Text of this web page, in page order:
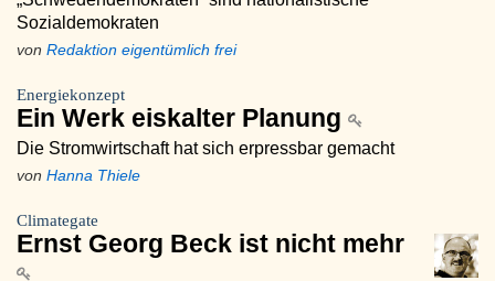
Sozialdemokraten
von Redaktion eigentümlich frei
Energiekonzept
Ein Werk eiskalter Planung
Die Stromwirtschaft hat sich erpressbar gemacht
von Hanna Thiele
Climategate
Ernst Georg Beck ist nicht mehr